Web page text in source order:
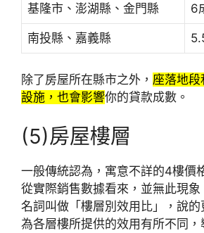
基隆市、澎湖縣、金門縣 6
南投縣、嘉義縣
除了房屋所在縣市之外， 座落地段
設施，也會影響你的貸款成數。
(5)房屋樓層
一般傳統認為，寓意不詳的4樓價
從實際銷售數據看來，並無此現象
名詞叫做「樓層別效用比」，說的
為各層樓所提供的效用有所不同